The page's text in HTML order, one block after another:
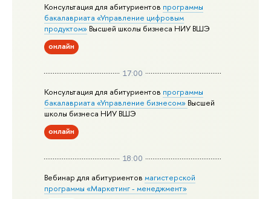
Консультация для абитуриентов программы
бакалавриата «Управление цифровым
продуктом» Высшей школы бизнеса НИУ ВШЭ
онлайн
17:00
Консультация для абитуриентов программы
бакалавриата «Управление бизнесом» Высшей
школы бизнеса НИУ ВШЭ
онлайн
18:00
Вебинар для абитуриентовмагистерской
программы «Маркетинг - менеджмент»